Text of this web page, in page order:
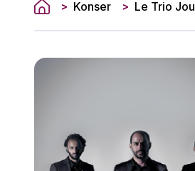
> Konser > Le Trio